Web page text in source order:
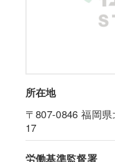
所在地
〒807-0846 福岡
17
労働基準監督署